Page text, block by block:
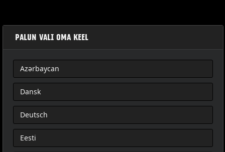
SIÈGE PASSAGER DE TOURISME
PALUN VALI OMA KEEL
Azərbaycan
Dansk
Deutsch
Eesti